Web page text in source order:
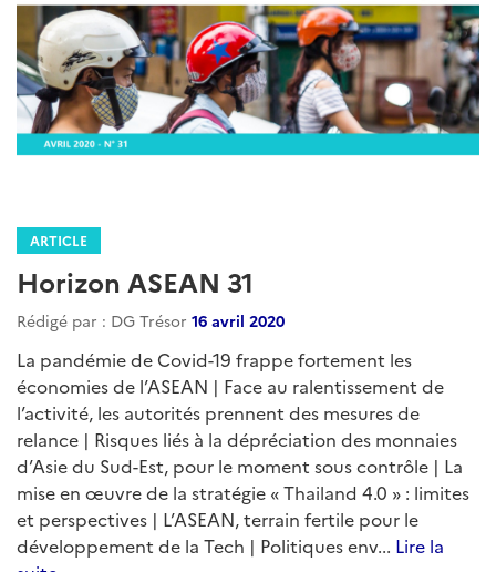
ARTICLE
Horizon ASEAN 31
Rédigé par : DG Trésor 16 avril 2020
La pandémie de Covid-19 frappe fortement les
économies de l’ASEAN | Face au ralentissement de
l’activité, les autorités prennent des mesures de
relance | Risques liés à la dépréciation des monnaies
d’Asie du Sud-Est, pour le moment sous contrôle | La
mise en œuvre de la stratégie « Thailand 4.0 » : limites
et perspectives | L’ASEAN, terrain fertile pour le
développement de la Tech | Politiques env... Lire la